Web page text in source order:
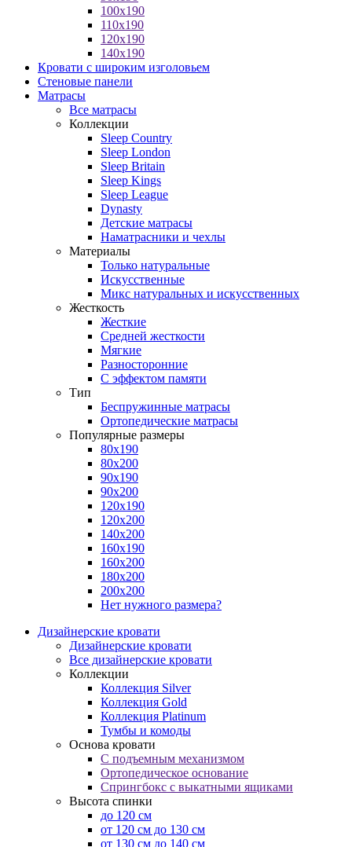
100x190
110x190
120x190
140x190
Кровати с широким изголовьем
Стеновые панели
Матрасы
Все матрасы
Коллекции
Sleep Country
Sleep London
Sleep Britain
Sleep Kings
Sleep League
Dynasty
Детские матрасы
Наматрасники и чехлы
Материалы
Только натуральные
Искусственные
Микс натуральных и искусственных
Жесткость
Жесткие
Средней жесткости
Мягкие
Разносторонние
С эффектом памяти
Тип
Беспружинные матрасы
Ортопедические матрасы
Популярные размеры
80х190
80х200
90х190
90х200
120х190
120х200
140х200
160х190
160х200
180х200
200х200
Нет нужного размера?
Дизайнерские кровати
Дизайнерские кровати
Все дизайнерские кровати
Коллекции
Коллекция Silver
Коллекция Gold
Коллекция Platinum
Тумбы и комоды
Основа кровати
С подъемным механизмом
Ортопедическое основание
Спрингбокс с выкатными ящиками
Высота спинки
до 120 см
от 120 см до 130 см
от 130 см до 140 см